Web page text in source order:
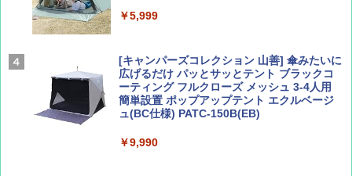
AIRLINE（エアライン）2026年9月号【特
集】ボーイング110周年を祝して！
￥1,760
ァキア 2026～2027 地球の歩き方A ヨーロッ
￥2,277
新しい日本地理 地図・統計・移動から読み
解く (講談社現代新書)
￥1,540
￥5,999
[キャンパーズコレクション 山善] 傘みたいに
広げるだけ パッとサッとテント ブラックコ
ーティング フルクローズ メッシュ 3-4人用
簡単設置 ポップアップテント エクルベージ
ュ(BC仕様) PATC-150B(EB)
￥9,990